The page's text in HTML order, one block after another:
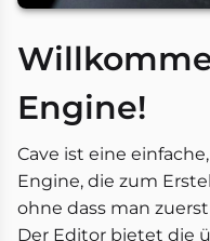
Engine!
Cave ist eine
Engine, die zum
ohne dass man
Der Editor bietet die